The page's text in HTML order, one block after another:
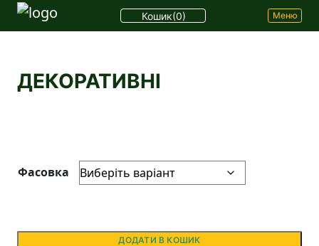
Кошик(0) Меню
ДЕКОРАТИВНІ
Фасовка
ДОДАТИ В КОШИК